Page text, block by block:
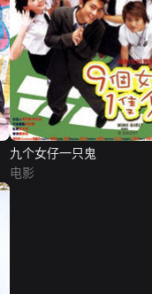
九个女仔一只鬼
电影